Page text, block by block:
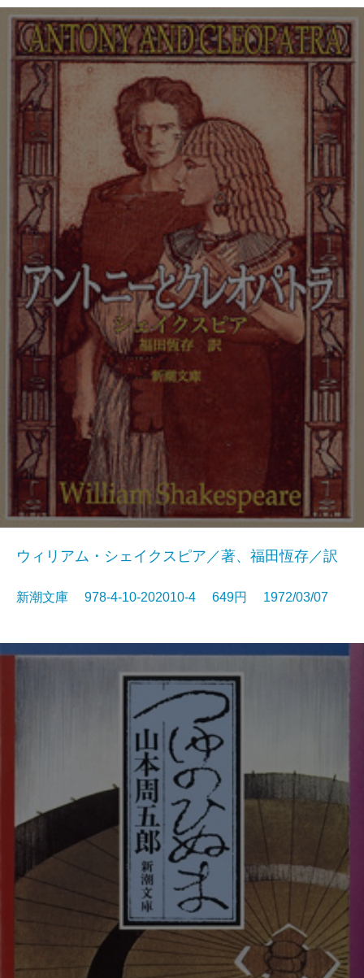
ウィリアム・シェイクスピア／著、福田恆存／訳
新潮文庫 978-4-10-202010-4 649円 1972/03/07